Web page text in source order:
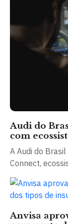
Audi do
com
A Audi do
Connect,
Anvisa